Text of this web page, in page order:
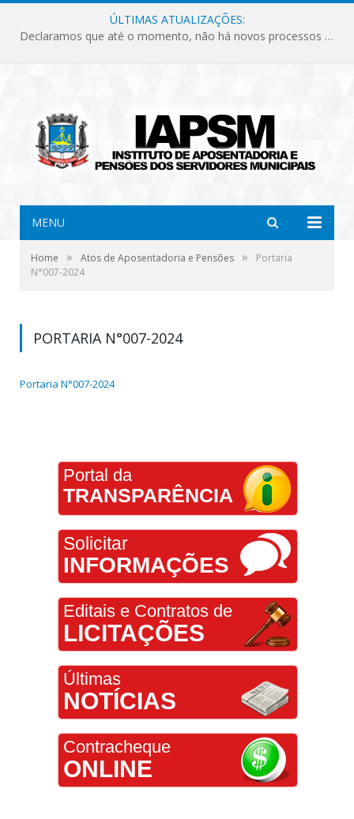
ÚLTIMAS ATUALIZAÇÕES:
Declaramos que até o momento, não há novos processos licitatórios para o Instituto de Previdência no ano de 2026.
MENU
Home » Atos de Aposentadoria e Pensões »
Portaria
N°007-2024
PORTARIA N°007-2024
Portaria N°007-2024
Portal da
TRANSPARÊNCIA
Solicitar
INFORMAÇÕES
Editais e Contratos de
LICITAÇÕES
Últimas
NOTÍCIAS
Contracheque
ONLINE